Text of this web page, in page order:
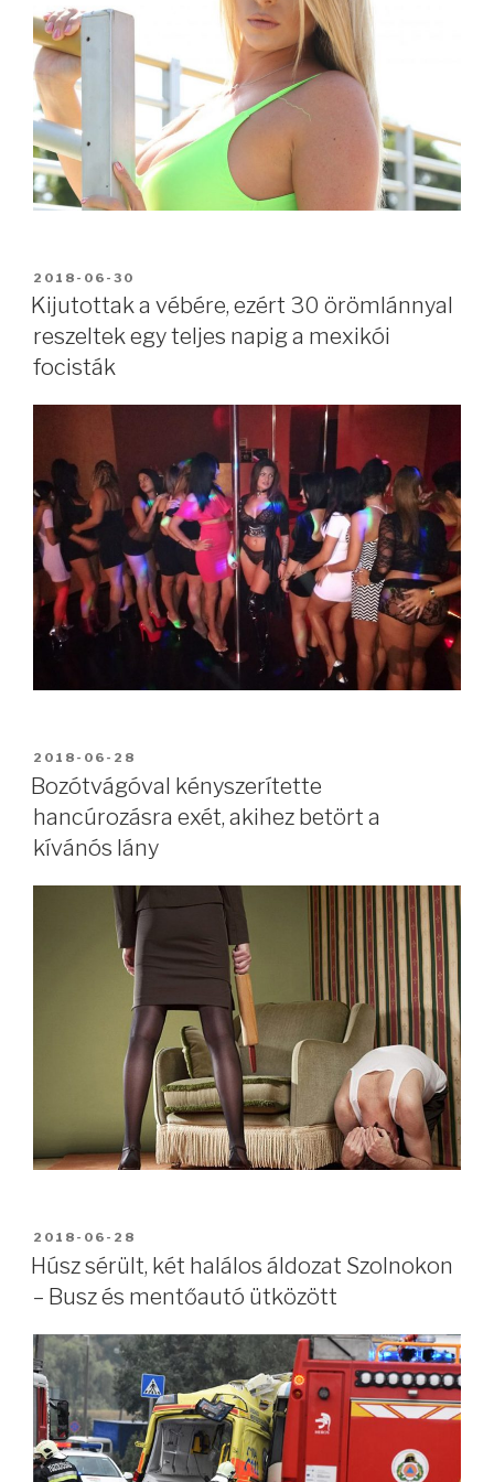
BEKÜLDVE:
2018-06-30
Kijutottak a vébére, ezért 30 örömlánnyal
reszeltek egy teljes napig a mexikói
focisták
BEKÜLDVE:
2018-06-28
Bozótvágóval kényszerítette
hancúrozásra exét, akihez betört a
kívánós lány
BEKÜLDVE:
2018-06-28
Húsz sérült, két halálos áldozat Szolnokon
– Busz és mentőautó ütközött